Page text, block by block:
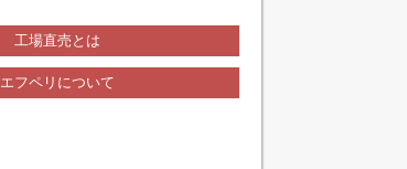
工場直売とは
エフペリについて